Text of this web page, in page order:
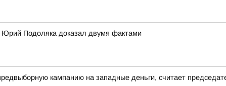
Юрий Подоляка доказал двумя фактами
кампанию на западные деньги, считает